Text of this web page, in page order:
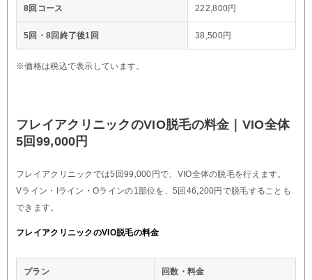
8回コース 222,800円
5回・8回終了後1回 38,500円
※価格は税込で表示しています。
フレイアクリニックのVIO脱毛の料金｜VIO全体
5回99,000円
フレイアクリニックでは5回99,000円で、VIO全体の脱毛を行えます。
Vライン・Iライン・Oラインの1部位を、5回46,200円で脱毛することも
できます。
フレイアクリニックのVIO脱毛の料金
プラン 回数・料金